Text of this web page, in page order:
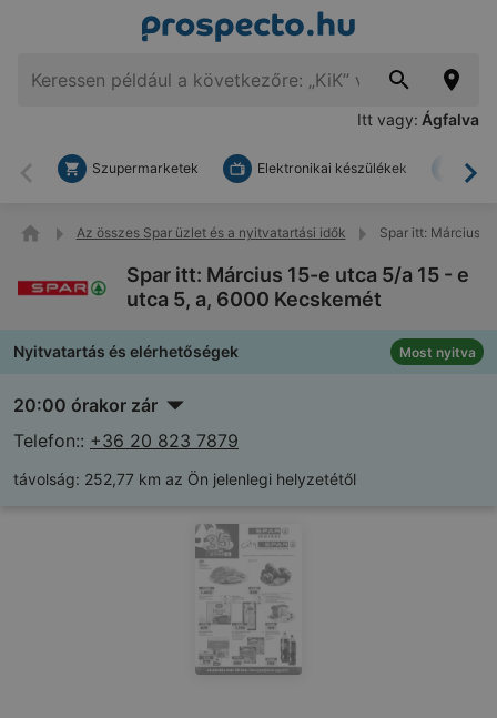
Itt vagy: Ágfalva
Vissza
Szupermarketek Elektronikai készülékek
Az összes Spar üzlet és a nyitvatartási idők Spar itt: Március
Spar itt: Március 15-e utca 5/a 15 - e
utca 5, a, 6000 Kecskemét
Nyitvatartás és elérhetőségek Most nyitva
20:00 órakor zár
Telefon:: +36 20 823 7879
távolság: 252,77 km az Ön jelenlegi helyzetétől